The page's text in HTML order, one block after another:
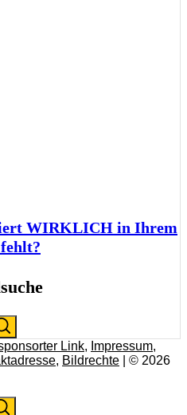
WIRKLICH in Ihrem
Link, Impressum,
, Bildrechte | © 2026